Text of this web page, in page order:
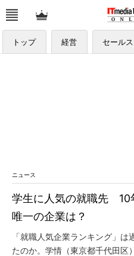
トップ 経営 セールス
ニュース
学生に人気の就職先 10
唯一の企業は？
「就職人気企業ランキング」
たのか。学情（東京都千代田区